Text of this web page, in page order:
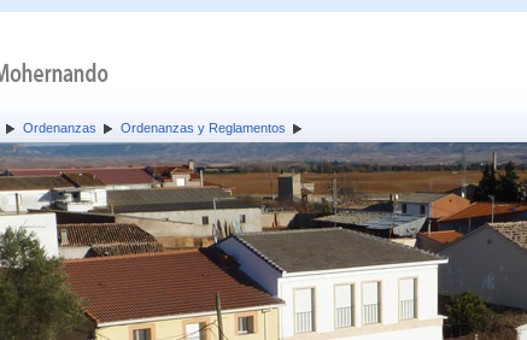
Ordenanzas Ordenanzas y Reglamentos